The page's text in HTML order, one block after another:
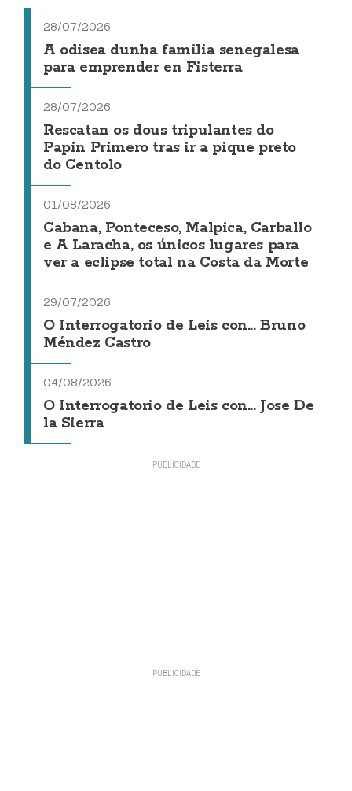
28/07/2026
A odisea dunha familia senegalesa
para emprender en Fisterra
28/07/2026
Rescatan os dous tripulantes do
Papin Primero tras ir a pique preto
do Centolo
01/08/2026
Cabana, Ponteceso, Malpica, Carballo
e A Laracha, os únicos lugares para
ver a eclipse total na Costa da Morte
29/07/2026
O Interrogatorio de Leis con... Bruno
Méndez Castro
04/08/2026
O Interrogatorio de Leis con... Jose De
la Sierra